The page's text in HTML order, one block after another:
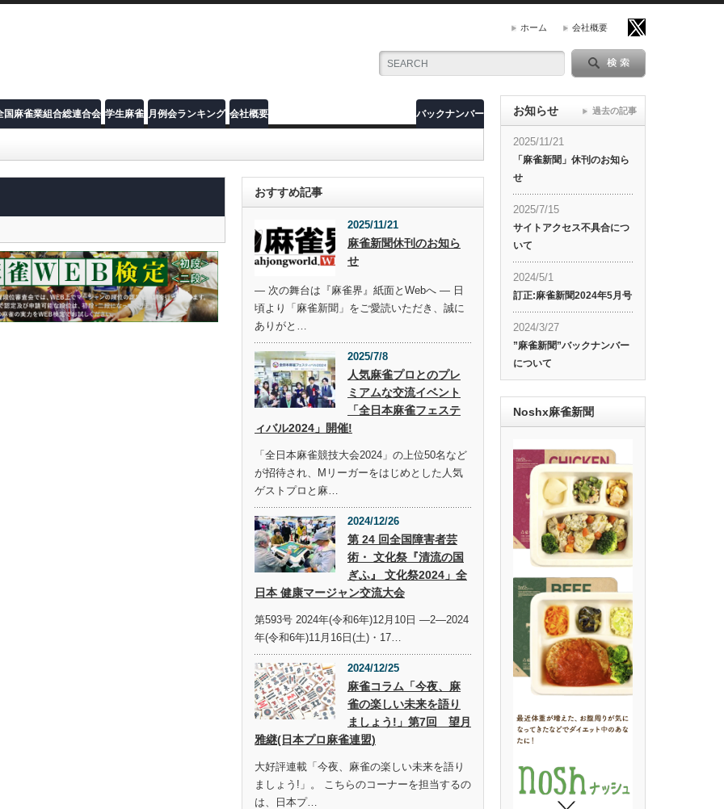
ホーム 会社概要
国麻雀業組合総連合会 学生麻雀 月例会ランキング 会社概要 バックナンバー
おすすめ記事
2025/11/21
麻雀新聞休刊のお知ら
せ
― 次の舞台は『麻雀界』紙面とWebへ ― 日
頃より「麻雀新聞」をご愛読いただき、誠に
ありがと…
2025/7/8
人気麻雀プロとのプレ
ミアムな交流イベント
「全日本麻雀フェステ
ィバル2024」開催!
「全日本麻雀競技大会2024」の上位50名など
が招待され、Mリーガーをはじめとした人気
ゲストプロと麻…
2024/12/26
第 24 回全国障害者芸
術・ 文化祭『清流の国
ぎふ』 文化祭2024」全
日本 健康マージャン交流大会
第593号 2024年(令和6年)12月10日 —2—2024
年(令和6年)11月16日(土)・17…
2024/12/25
麻雀コラム「今夜、麻
雀の楽しい未来を語り
ましょう!」第7回 望月
雅継(日本プロ麻雀連盟)
大好評連載「今夜、麻雀の楽しい未来を語り
ましょう!」。 こちらのコーナーを担当するの
は、日本プ…
お知らせ
2025/11/21
「麻雀新聞」休刊のお知ら
せ
2025/7/15
サイトアクセス不具合につ
いて
2024/5/1
訂正:麻雀新聞2024年5月号
2024/3/27
”麻雀新聞”バックナンバー
について
過去の記事
Noshx麻雀新聞